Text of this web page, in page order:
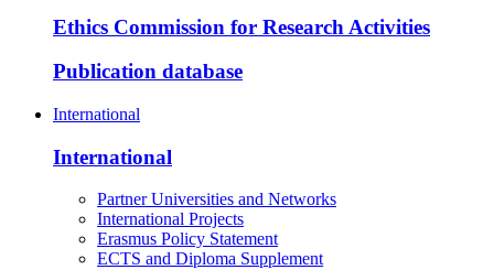
Ethics Commission for Research Activities
Publication database
International
International
Partner Universities and Networks
International Projects
Erasmus Policy Statement
ECTS and Diploma Supplement